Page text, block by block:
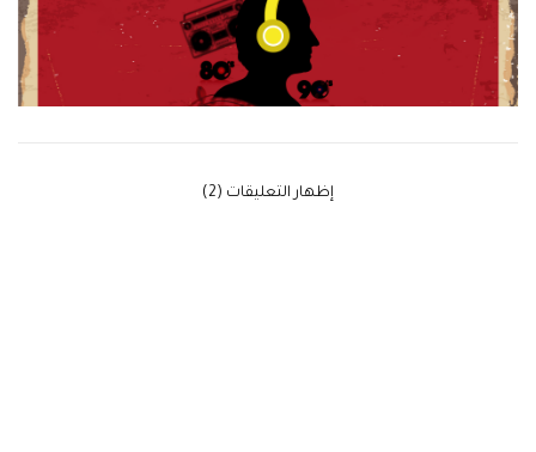
‫إظهار التعليقات (2)